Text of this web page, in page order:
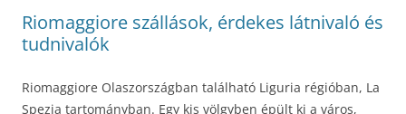
Riomaggiore szállások, érdekes látnivaló és
tudnivalók
Riomaggiore Olaszországban található Liguria régióban, La
Spezia tartományban. Egy kis völgyben épült ki a város,